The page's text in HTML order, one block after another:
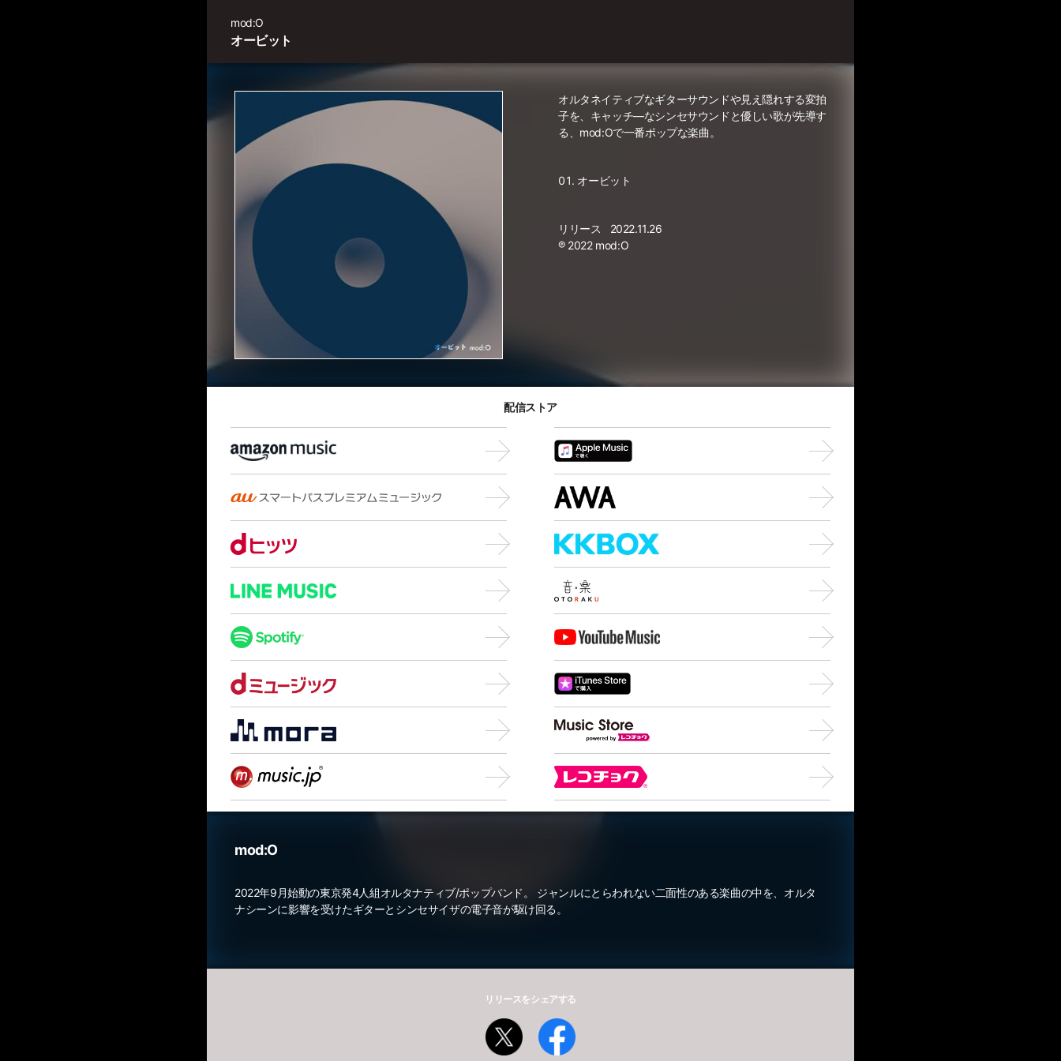
オービット
mod:O
オルタネイティブなギターサウンドや見え隠れする変拍
子を、キャッチ―なシンセサウンドと優しい歌が先導す
る、mod:Oで一番ポップな楽曲。
オービット
リリース
2022.11.26
℗ 2022 mod:O
配信ストア
mod:O
2022年9月始動の東京発4人組オルタナティブ/ポップバンド。 ジャンルにとらわれない二面性のある楽曲の中を、オルタ
ナシーンに影響を受けたギターとシンセサイザの電子音が駆け回る。
リリースをシェアする